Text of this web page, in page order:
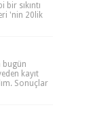
sıkıntı
'nin 20lik
bugün
kayıt
Sonuçlar